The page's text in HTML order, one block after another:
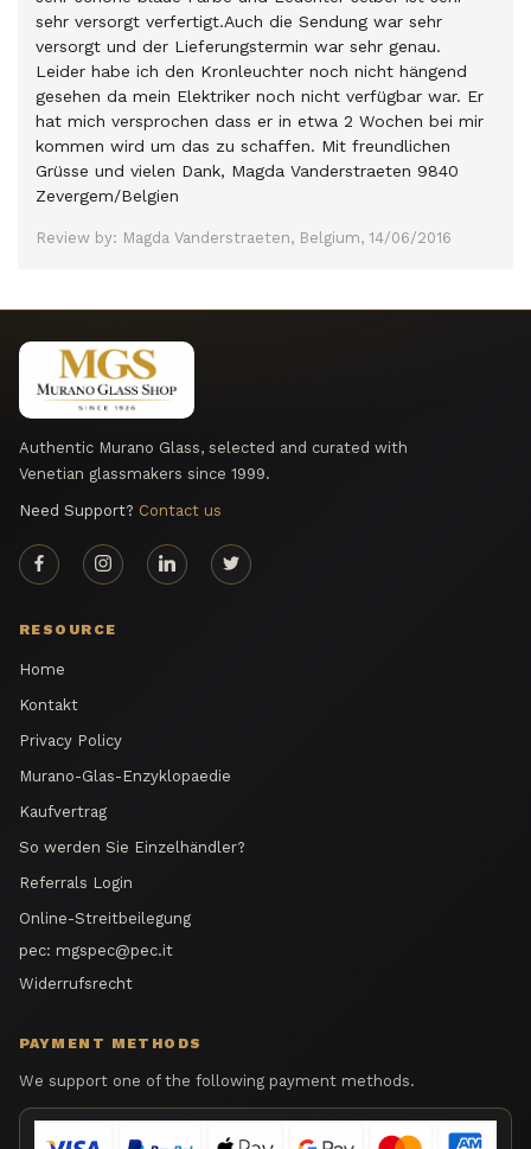
sehr versorgt verfertigt.Auch die Sendung war sehr
versorgt und der Lieferungstermin war sehr genau.
Leider habe ich den Kronleuchter noch nicht hängend
gesehen da mein Elektriker noch nicht verfügbar war. Er
hat mich versprochen dass er in etwa 2 Wochen bei mir
kommen wird um das zu schaffen. Mit freundlichen
Grüsse und vielen Dank, Magda Vanderstraeten 9840
Zevergem/Belgien
Review by: Magda Vanderstraeten, Belgium, 14/06/2016
Authentic Murano Glass, selected and curated with
Venetian glassmakers since 1999.
Need Support? Contact us
RESOURCE
Home
Kontakt
Privacy Policy
Murano-Glas-Enzyklopaedie
Kaufvertrag
So werden Sie Einzelhändler?
Referrals Login
Online-Streitbeilegung
pec: mgspec@pec.it
Widerrufsrecht
PAYMENT METHODS
We support one of the following payment methods.